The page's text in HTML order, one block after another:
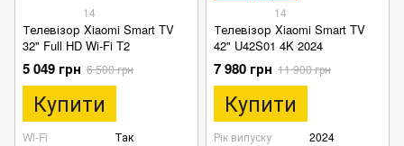
14
Телевізор Xiaomi Smart TV
32" Full HD Wi-Fi T2
5 049 грн 6 500 грн
Купити
Wi-Fi
Так
14
Телевізор Xiaomi Smart TV
42" U42S01 4K 2024
7 980 грн 11 900 грн
Купити
Рік випуску
2024